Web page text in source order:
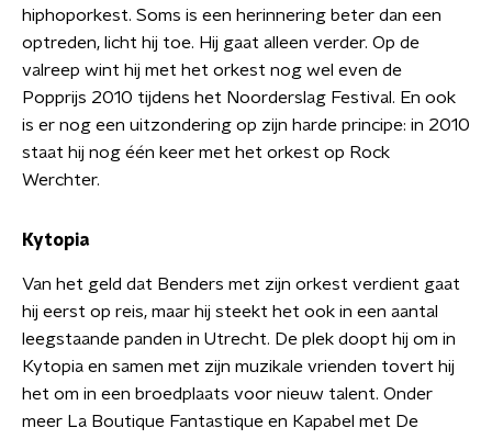
hiphoporkest. Soms is een herinnering beter dan een
optreden, licht hij toe. Hij gaat alleen verder. Op de
valreep wint hij met het orkest nog wel even de
Popprijs 2010 tijdens het Noorderslag Festival. En ook
is er nog een uitzondering op zijn harde principe: in 2010
staat hij nog één keer met het orkest op Rock
Werchter.
Kytopia
Van het geld dat Benders met zijn orkest verdient gaat
hij eerst op reis, maar hij steekt het ook in een aantal
leegstaande panden in Utrecht. De plek doopt hij om in
Kytopia en samen met zijn muzikale vrienden tovert hij
het om in een broedplaats voor nieuw talent. Onder
meer La Boutique Fantastique en Kapabel met De